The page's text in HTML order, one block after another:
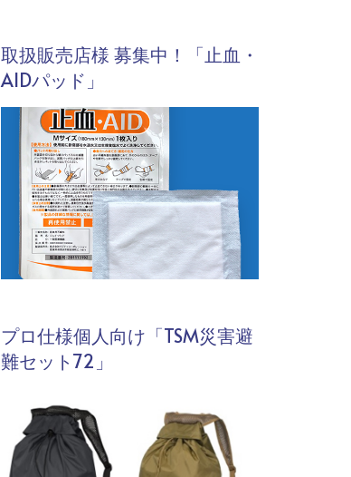
取扱販売店様 募集中！「止血・
AIDパッド」
プロ仕様個人向け「TSM災害避
難セット72」